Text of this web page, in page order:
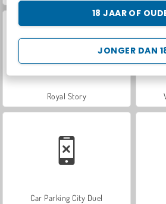
JONGER DAN
18 JAAR OF
Royal Story
Car Parking City Duel